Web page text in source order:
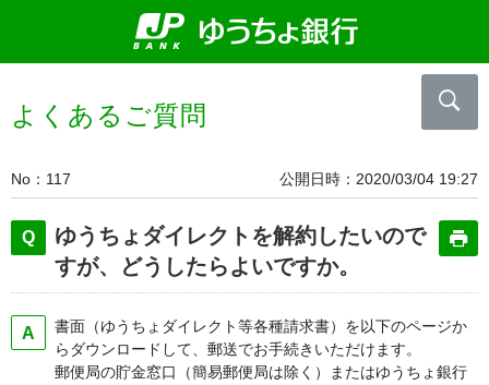
よくあるご質問
No 117 公開日時 2020/03/04 19:27
ゆうちょダイレクトを解約したいので
すが、どうしたらよいですか。
書面（ゆうちょダイレクト等各種請求書）を以下のページか
らダウンロードして、郵送でお手続きいただけます。
郵便局の貯金窓口（簡易郵便局は除く）またはゆうちょ銀行